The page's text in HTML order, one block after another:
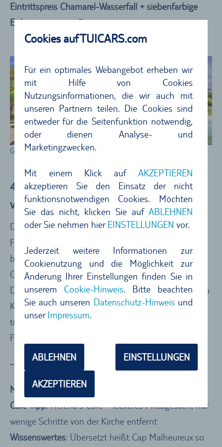
Cookies auf TUICARS.com
Für ein optimales Webangebot erheben wir
mit Hilfe von Cookies
Nutzungsinformationen, die wir auch mit
unseren Partnern teilen. Die Cookies sind
entweder für die Seitenfunktion notwendig,
oder dienen Analyse- und
Marketingzwecken.
Mit einem Klick aufAKZEPTIEREN
akzeptieren Sie den Einsatz der nicht
funktionsnotwendigen Cookies. Möchten
Sie das nicht, klicken Sie aufABLEHNEN
oder Sie nehmen hierEINSTELLUNGEN vor.
Jederzeit weitere Informationen zur
Cookienutzung und die Möglichkeit zur
Änderung Ihrer Einstellungen finden Sie in
unserem Cookie-Hinweis. Bitte beachten
Sie auch unseren Datenschutz-Hinweis und
unserImpressum.
ABLEHNEN EINSTELLUNGEN
AKZEPTIEREN
Eintrittspreis Chamarel-Wasserfall + siebenfarbige
Erde: ca. 10 € pro Person
Grand Bassin - der heilige See
4.) Cap Malheureux – ikonische Kirche
vor malerischer Kulisse
Das Cap Malheureux ist eines der bekanntesten
Fotomotive der Insel – und damit auch eines der
bedeutendsten Mauritius-Highlights. Aus gutem
Grund. Die von Palmen gesäumte Chapelle Notre-
Dame-Auxiliatrice mit ihrem charakteristischen roten
Kirchendach vor dem idyllischen Strand und dem
türkisblauen Meer bietet ein absolut einzigartiges
Fotomotiv.
----Short-Facts Cap Malheureux----
Must-see: Chapelle Notre-Dame-Auxiliatrice
Café-Tipp: Helena's Cafe – leckeres Mittagessen, nur
wenige Schritte von der Kirche entfernt
Wissenswertes: Übersetzt heißt Cap Malheureux so